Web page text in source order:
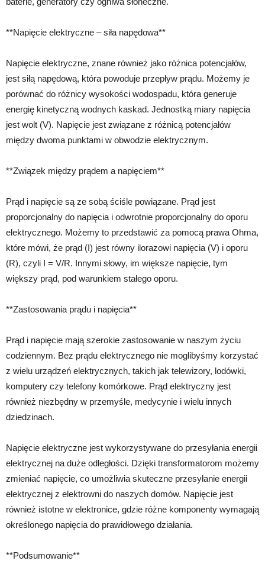
**Napięcie elektryczne – siła napędowa**
Napięcie elektryczne, znane również jako różnica potencjałów,
jest siłą napędową, która powoduje przepływ prądu. Możemy je
porównać do różnicy wysokości wodospadu, która generuje
energię kinetyczną wodnych kaskad. Jednostką miary napięcia
jest wolt (V). Napięcie jest związane z różnicą potencjałów
między dwoma punktami w obwodzie elektrycznym.
**Związek między prądem a napięciem**
Prąd i napięcie są ze sobą ściśle powiązane. Prąd jest
proporcjonalny do napięcia i odwrotnie proporcjonalny do oporu
elektrycznego. Możemy to przedstawić za pomocą prawa Ohma,
które mówi, że prąd (I) jest równy ilorazowi napięcia (V) i oporu
(R), czyli I = V/R. Innymi słowy, im większe napięcie, tym
większy prąd, pod warunkiem stałego oporu.
**Zastosowania prądu i napięcia**
Prąd i napięcie mają szerokie zastosowanie w naszym życiu
codziennym. Bez prądu elektrycznego nie moglibyśmy korzystać
z wielu urządzeń elektrycznych, takich jak telewizory, lodówki,
komputery czy telefony komórkowe. Prąd elektryczny jest
również niezbędny w przemyśle, medycynie i wielu innych
dziedzinach.
Napięcie elektryczne jest wykorzystywane do przesyłania energii
elektrycznej na duże odległości. Dzięki transformatorom możemy
zmieniać napięcie, co umożliwia skuteczne przesyłanie energii
elektrycznej z elektrowni do naszych domów. Napięcie jest
również istotne w elektronice, gdzie różne komponenty wymagają
określonego napięcia do prawidłowego działania.
**Podsumowanie**